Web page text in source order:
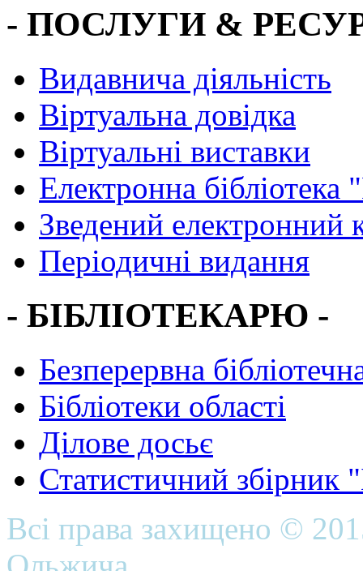
- ПОСЛУГИ &
Видавнича діяльність
Віртуальна довідка
Віртуальні виставки
Електронна
Зведений електронний
Періодичні видання
- БІБЛІОТЕКАРЮ -
Безперервна
Бібліотеки області
Ділове досьє
Статистичний
Всі права захищено ©